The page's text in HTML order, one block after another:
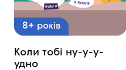
8+ років
Коли тобі ну-у-у-
удно